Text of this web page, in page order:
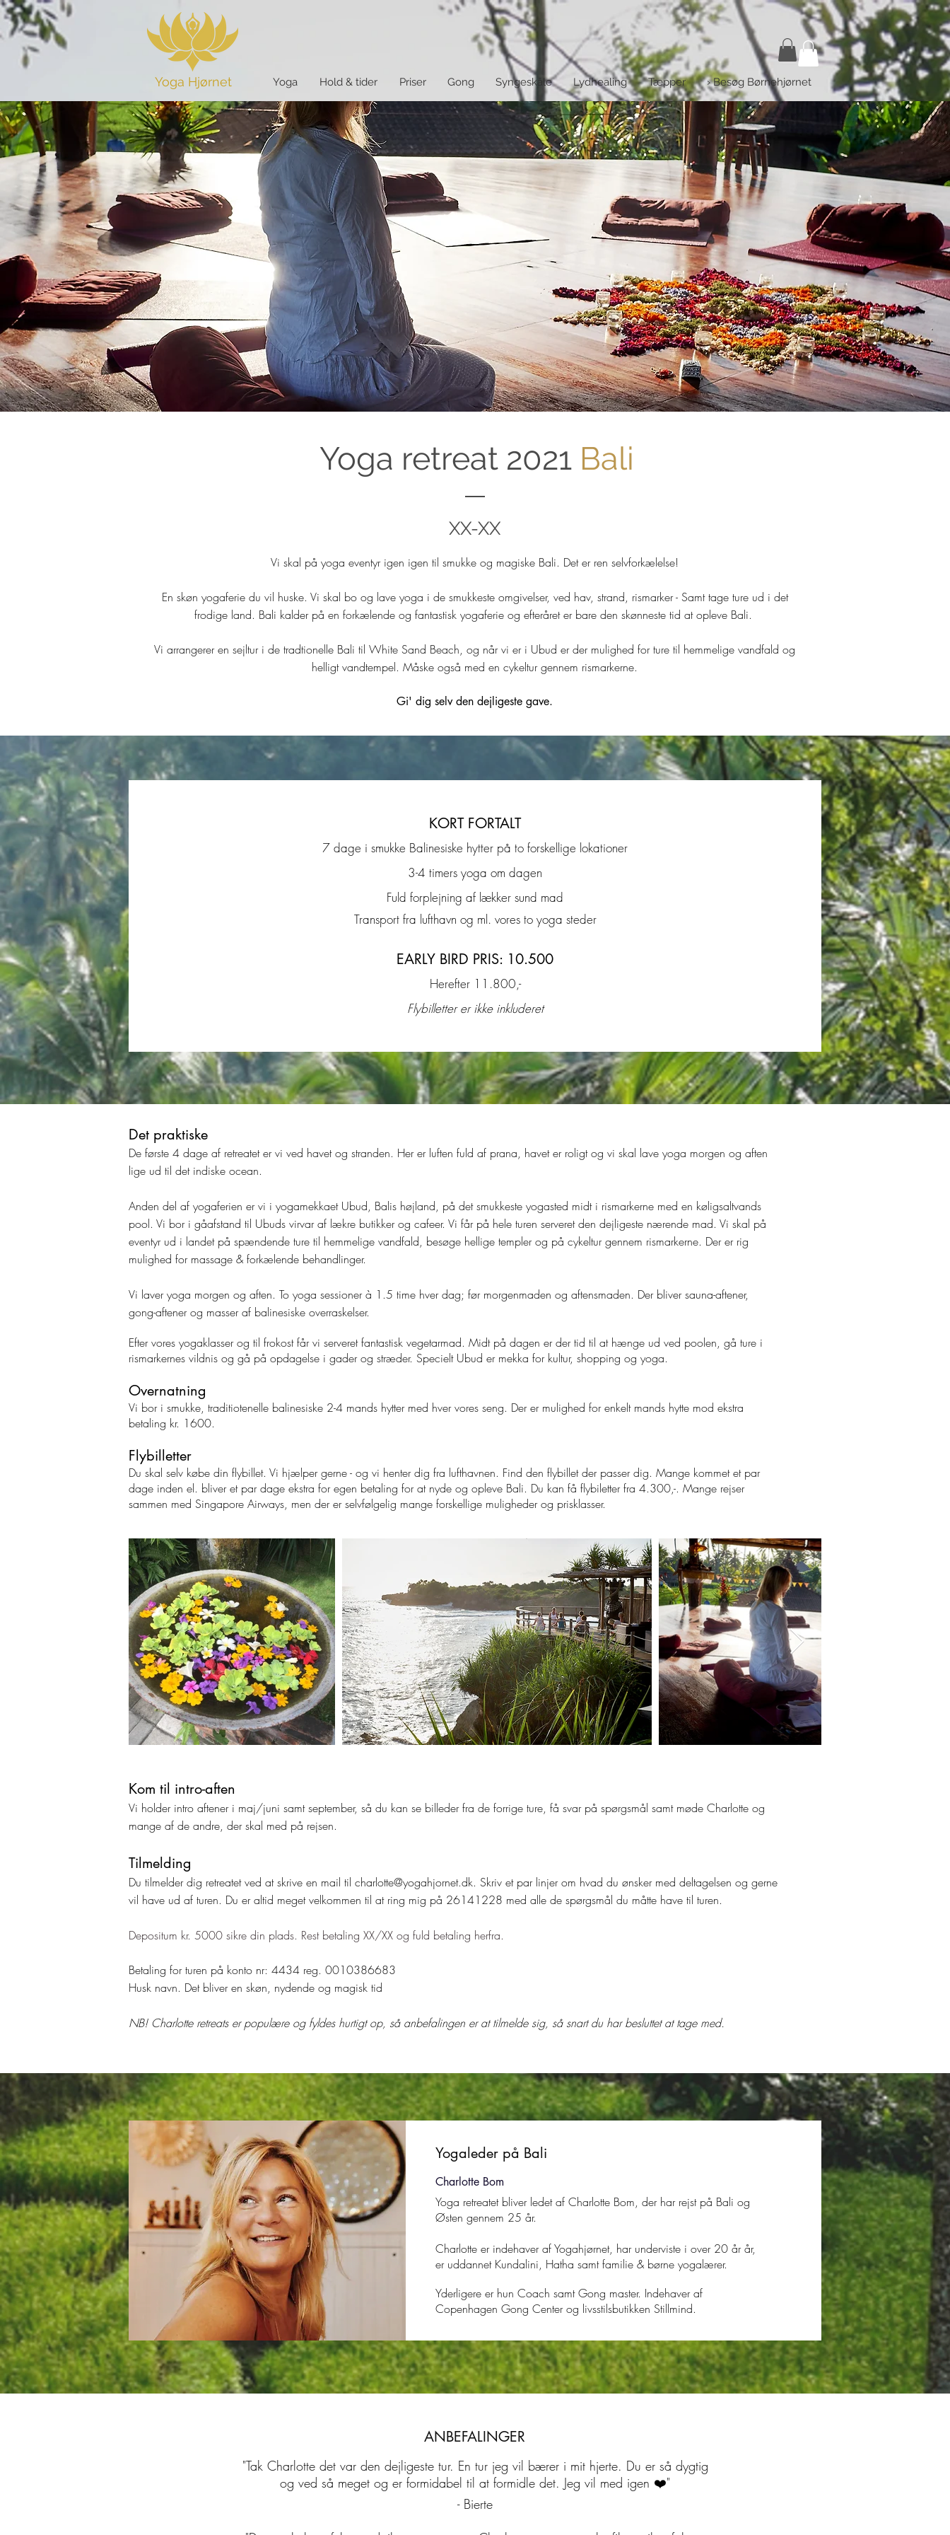
Yoga Hjørnet Yoga Hold & tider Priser Gong Syngeskåle Lydhealing Tæpper › Besøg Børnehjørnet
Yoga retreat 2021 Bali
XX-XX
Vi skal på yoga eventyr igen igen til smukke og magiske Bali. Det er ren selvforkælelse!
En skøn yogaferie du vil huske. Vi skal bo og lave yoga i de smukkeste omgivelser, ved hav, strand, rismarker - Samt tage ture ud i det
frodige land. Bali kalder på en forkælende og fantastisk yogaferie og efteråret er bare den skønneste tid at opleve Bali.
Vi arrangerer en sejltur i de tradtionelle Bali til White Sand Beach, og når vi er i Ubud er der mulighed for ture til hemmelige vandfald og
helligt vandtempel. Måske også med en cykeltur gennem rismarkerne.
Gi' dig selv den dejligeste gave.
KORT FORTALT
7 dage i smukke Balinesiske hytter på to forskellige lokationer
3-4 timers yoga om dagen
Fuld forplejning af lækker sund mad
Transport fra lufthavn og ml. vores to yoga steder
EARLY BIRD PRIS: 10.500
Herefter 11.800,-
Flybilletter er ikke inkluderet
Det praktiske
De første 4 dage af retreatet er vi ved havet og stranden. Her er luften fuld af prana, havet er roligt og vi skal lave yoga morgen og aften
lige ud til det indiske ocean.
Anden del af yogaferien er vi i yogamekkaet Ubud, Balis højland, på det smukkeste yogasted midt i rismarkerne med en køligsaltvands
pool. Vi bor i gåafstand til Ubuds virvar af lækre butikker og cafeer. Vi får på hele turen serveret den dejligeste nærende mad. Vi skal på
eventyr ud i landet på spændende ture til hemmelige vandfald, besøge hellige templer og på cykeltur gennem rismarkerne. Der er rig
mulighed for massage & forkælende behandlinger.
Vi laver yoga morgen og aften. To yoga sessioner à 1.5 time hver dag; før morgenmaden og aftensmaden. Der bliver sauna-aftener,
gong-aftener og masser af balinesiske overraskelser.
Efter vores yogaklasser og til frokost får vi serveret fantastisk vegetarmad. Midt på dagen er der tid til at hænge ud ved poolen, gå ture i
rismarkernes vildnis og gå på opdagelse i gader og stræder. Specielt Ubud er mekka for kultur, shopping og yoga.
Overnatning
Vi bor i smukke, traditiotenelle balinesiske 2-4 mands hytter med hver vores seng. Der er mulighed for enkelt mands hytte mod ekstra
betaling kr. 1600.
Flybilletter
Du skal selv købe din flybillet. Vi hjælper gerne - og vi henter dig fra lufthavnen. Find den flybillet der passer dig. Mange kommet et par
dage inden el. bliver et par dage ekstra for egen betaling for at nyde og opleve Bali. Du kan få flybiletter fra 4.300,-. Mange rejser
sammen med Singapore Airways, men der er selvfølgelig mange forskellige muligheder og prisklasser.
Kom til intro-aften
Vi holder intro aftener i maj/juni samt september, så du kan se billeder fra de forrige ture, få svar på spørgsmål samt møde Charlotte og
mange af de andre, der skal med på rejsen.
Tilmelding
Du tilmelder dig retreatet ved at skrive en mail til charlotte@yogahjornet.dk. Skriv et par linjer om hvad du ønsker med deltagelsen og gerne
vil have ud af turen. Du er altid meget velkommen til at ring mig på 26141228 med alle de spørgsmål du måtte have til turen.
Depositum kr. 5000 sikre din plads. Rest betaling XX/XX og fuld betaling herfra.
Betaling for turen på konto nr: 4434 reg. 0010386683
Husk navn. Det bliver en skøn, nydende og magisk tid
NB! Charlotte retreats er populære og fyldes hurtigt op, så anbefalingen er at tilmelde sig, så snart du har besluttet at tage med.
Yogaleder på Bali
Charlotte Bom
Yoga retreatet bliver ledet af Charlotte Bom, der har rejst på Bali og
Østen gennem 25 år.
Charlotte er indehaver af Yogahjørnet, har underviste i over 20 år år,
er uddannet Kundalini, Hatha samt familie & børne yogalærer.
Yderligere er hun Coach samt Gong master. Indehaver af
Copenhagen Gong Center og livsstilsbutikken Stillmind.
ANBEFALINGER
"Tak Charlotte det var den dejligeste tur. En tur jeg vil bærer i mit hjerte. Du er så dygtig
og ved så meget og er formidabel til at formidle det. Jeg vil med igen ❤️"
- Bierte